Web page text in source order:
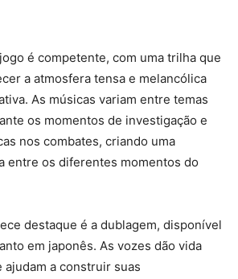
é competente, com uma trilha que
a atmosfera tensa e melancólica
As músicas variam entre temas
os momentos de investigação e
nos combates, criando uma
entre os diferentes momentos do
destaque é a dublagem, disponível
em japonês. As vozes dão vida
ajudam a construir suas